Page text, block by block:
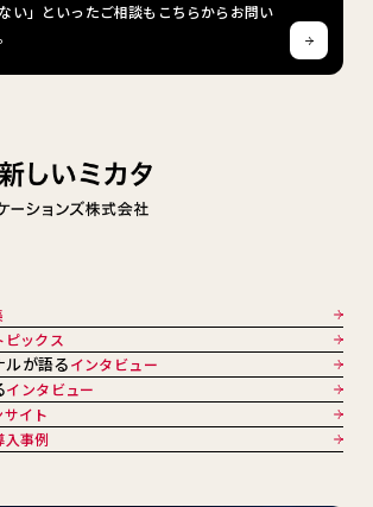
い」といったご相談もこちらからお問い
ピックス
ルが語るインタビュー
インタビュー
サイト
入事例